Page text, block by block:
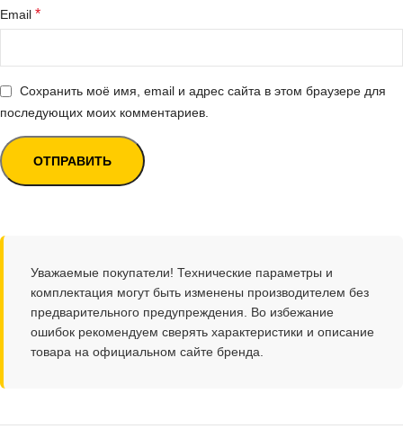
Email *
Сохранить моё имя, email и адрес сайта в этом браузере для
последующих моих комментариев.
Уважаемые покупатели! Технические параметры и
комплектация могут быть изменены производителем без
предварительного предупреждения. Во избежание
ошибок рекомендуем сверять характеристики и описание
товара на официальном сайте бренда.